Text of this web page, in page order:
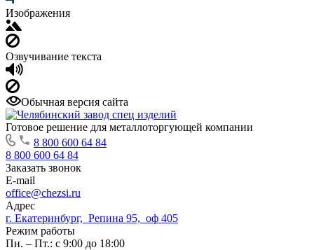
Изображения
Озвучивание текста
Обычная версия сайта
Готовое решение для металлоторгующей компании
8 800 600 64 84
8 800 600 64 84
Заказать звонок
E-mail
office@chezsi.ru
Адрес
г. Екатеринбург, Репина 95, оф 405
Режим работы
Пн. – Пт.: с 9:00 до 18:00